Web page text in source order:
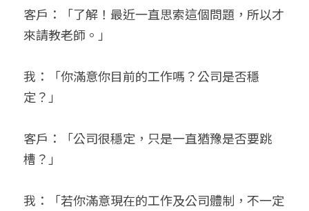
客戶：「了解！最近一直思索這個問題，所以才
來請教老師。」
我：「你滿意你目前的工作嗎？公司是否穩
定？」
客戶：「公司很穩定，只是一直猶豫是否要跳
槽？」
我：「若你滿意現在的工作及公司體制，不一定